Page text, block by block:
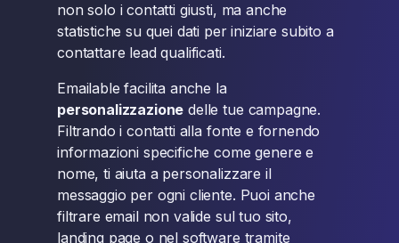
non solo i contatti giusti, ma anche
statistiche su quei dati per iniziare subito a
contattare lead qualificati.
Emailable facilita anche la
personalizzazione delle tue campagne.
Filtrando i contatti alla fonte e fornendo
informazioni specifiche come genere e
nome, ti aiuta a personalizzare il
messaggio per ogni cliente. Puoi anche
filtrare email non valide sul tuo sito,
landing page o nel software tramite